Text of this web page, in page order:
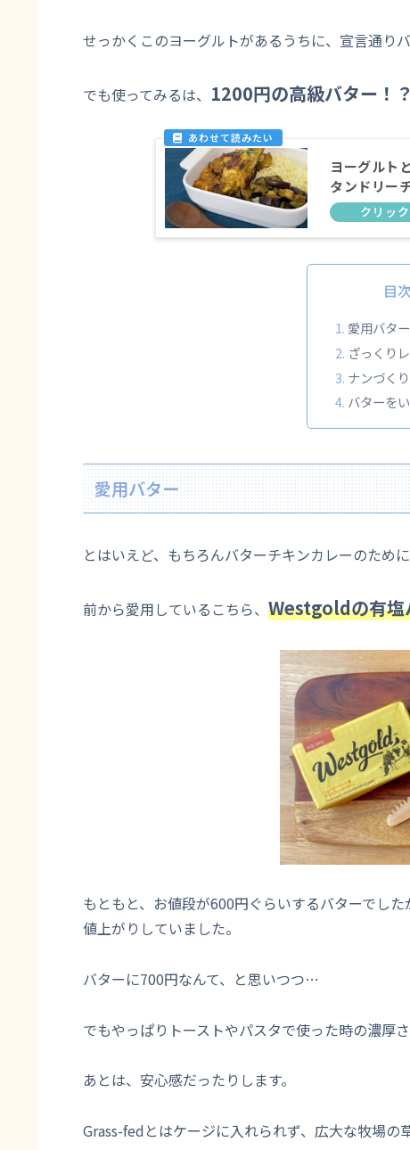
せっかくこのヨーグルトがあるうちに、宣言通り
でも使ってみるは、 1200円の高級バター！？
ヨーグルト
タンドリー
目次
愛用バター
ざっくり
ナンづくり
バターを
愛用バター
とはいえど、もちろんバターチキンカレーのため
前から愛用しているこちら、 Westgoldの有塩
もともと、お値段が600円ぐらいするバターでし
値上がりしていました。
バターに700円なんて、と思いつつ…
でもやっぱりトーストやパスタで使った時の濃厚さ
あとは、安心感だったりします。
Grass-fedとはケージに入れられず、広大な牧場の